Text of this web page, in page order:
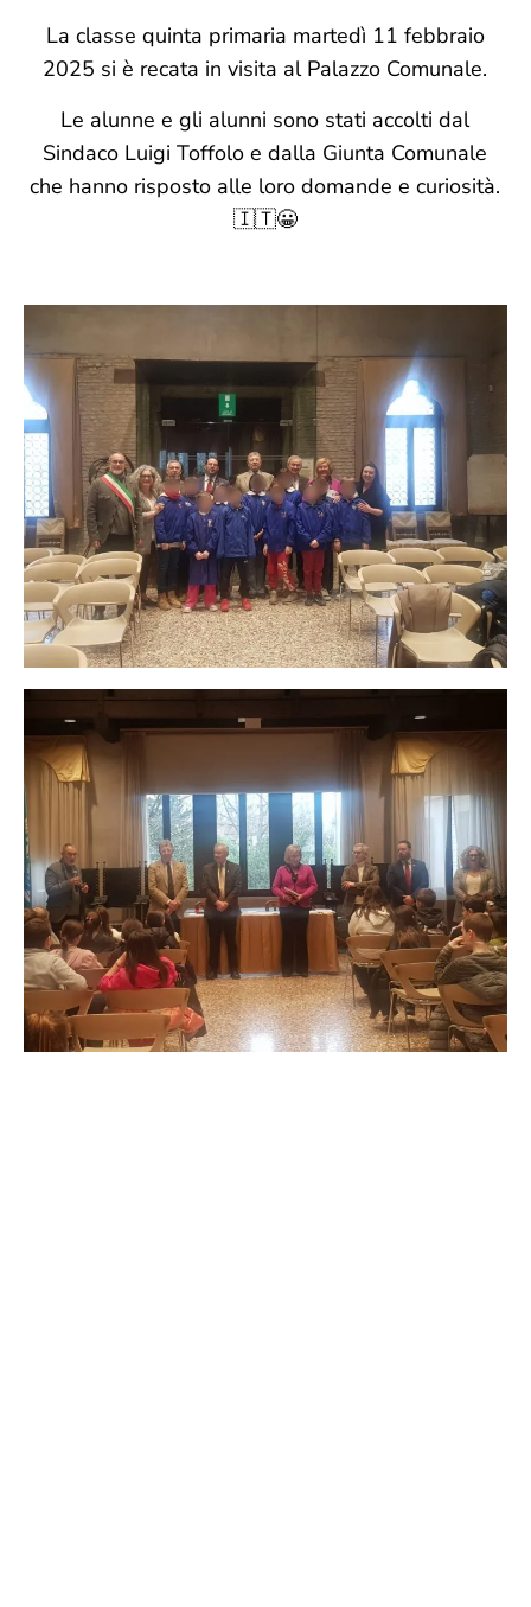
La classe quinta primaria martedì 11 febbraio
2025 si è recata in visita al Palazzo Comunale.
Le alunne e gli alunni sono stati accolti dal
Sindaco Luigi Toffolo e dalla Giunta Comunale
che hanno risposto alle loro domande e curiosità.
🇮🇹😀